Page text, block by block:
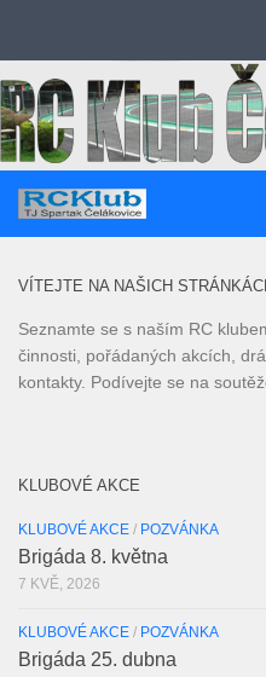
VÍTEJTE NA NAŠICH
Seznamte se s naším RC
činnosti, pořádaných akcích,
kontakty. Podívejte se na
KLUBOVÉ AKCE
KLUBOVÉ AKCE / POZVÁNKA
Brigáda 8. května
7 KVĚ, 2026
KLUBOVÉ AKCE / POZVÁNKA
Brigáda 25. dubna